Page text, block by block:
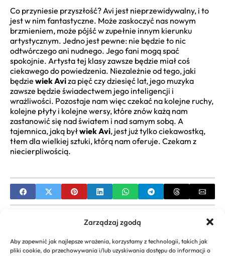
Zarządzaj zgodą
Aby zapewnić jak najlepsze wrażenia, korzystamy z technologii, takich jak
pliki cookie, do przechowywania i/lub uzyskiwania dostępu do informacji o
Co przyniesie przyszłość? Avi jest nieprzewidywalny, i to
jest w nim fantastyczne. Może zaskoczyć nas nowym
brzmieniem, może pójść w zupełnie innym kierunku
artystycznym. Jedno jest pewne: nie będzie to nic
odtwórczego ani nudnego. Jego fani mogą spać
spokojnie. Artysta tej klasy zawsze będzie miał coś
ciekawego do powiedzenia. Niezależnie od tego, jaki
będzie wiek Aviza pięć czy dziesięć lat, jego muzyka
zawsze będzie świadectwem jego inteligencji i
wrażliwości. Pozostaje nam więc czekać na kolejne ruchy,
kolejne płyty i kolejne wersy, które znów każą nam
zastanowić się nad światem i nad samym sobą. A
tajemnica, jaką byłwiek Avi, jest już tylko ciekawostką,
tłem dla wielkiej sztuki, którą nam oferuje. Czekam z
niecierpliwością.
Rozwiązania zadań i ćwiczeń – Kompletny
Przewodnik